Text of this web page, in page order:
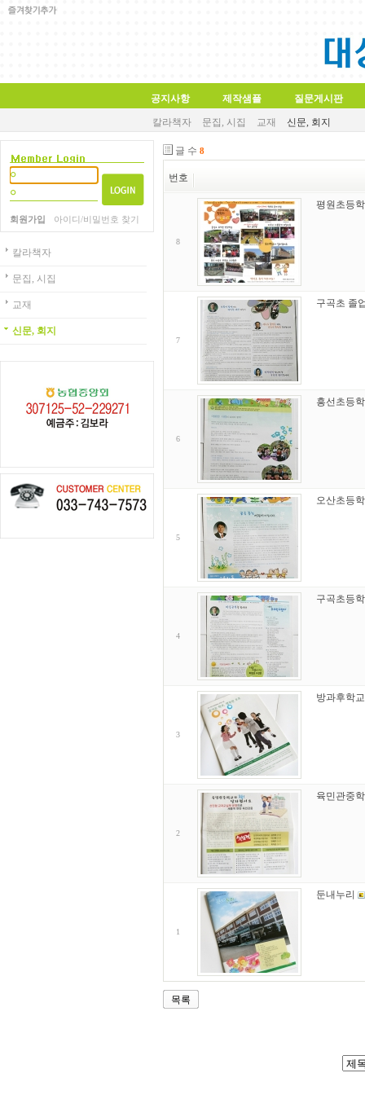
공지사항 제작샘플 질문게시판
칼라책자 문집, 시집 교재 신문, 회지
회원가입 아이디/비밀번호 찾기
칼라책자
문집, 시집
교재
신문, 회지
글 수 8
번호
8
평원초등
7
구곡초 졸
6
흥선초등
5
오산초등
4
구곡초등
3
방과후학교
2
육민관중
1
둔내누리
목록